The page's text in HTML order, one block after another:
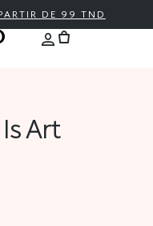
DE 99 TND
Art